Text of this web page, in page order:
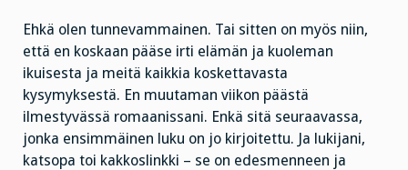
Ehkä olen tunnevammainen. Tai sitten on myös niin,
että en koskaan pääse irti elämän ja kuoleman
ikuisesta ja meitä kaikkia koskettavasta
kysymyksestä. En muutaman viikon päästä
ilmestyvässä romaanissani. Enkä sitä seuraavassa,
jonka ensimmäinen luku on jo kirjoitettu. Ja lukijani,
katsopa toi kakkoslinkki – se on edesmenneen ja